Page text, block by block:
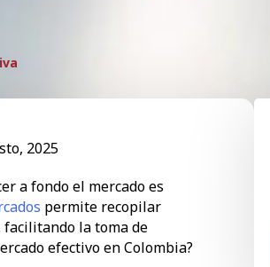
2025
a fondo el mercado es
permite recopilar
facilitando la toma de
efectivo en Colombia?